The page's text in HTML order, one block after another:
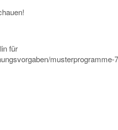
für
musterprogramme-